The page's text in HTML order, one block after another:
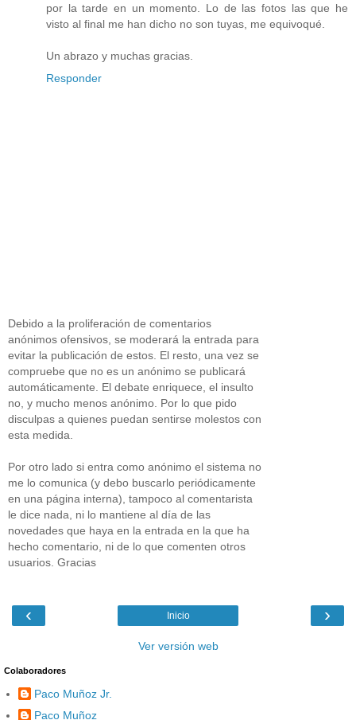
por la tarde en un momento. Lo de las fotos las que he
visto al final me han dicho no son tuyas, me equivoqué.
Un abrazo y muchas gracias.
Responder
Debido a la proliferación de comentarios
anónimos ofensivos, se moderará la entrada para
evitar la publicación de estos. El resto, una vez se
compruebe que no es un anónimo se publicará
automáticamente. El debate enriquece, el insulto
no, y mucho menos anónimo. Por lo que pido
disculpas a quienes puedan sentirse molestos con
esta medida.
Por otro lado si entra como anónimo el sistema no
me lo comunica (y debo buscarlo periódicamente
en una página interna), tampoco al comentarista
le dice nada, ni lo mantiene al día de las
novedades que haya en la entrada en la que ha
hecho comentario, ni de lo que comenten otros
usuarios. Gracias
‹ ›
Inicio
Ver versión web
Colaboradores
Paco Muñoz Jr.
Paco Muñoz